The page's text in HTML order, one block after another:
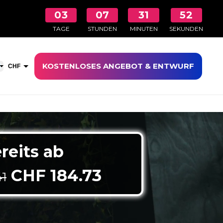
03
TAGE
07
STUNDEN
31
MINUTEN
50
SEKUNDEN
öffnen
CHF KOSTENLOSES ANGEBOT & ENTWURF
ab
Ursprünglicher Preis war:
CHF 184.73 Aktueller